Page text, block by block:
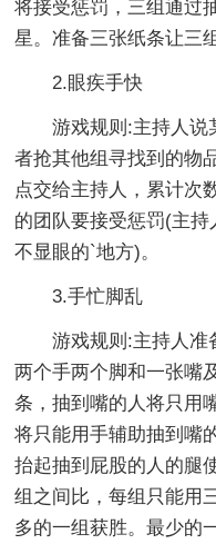
将接受惩罚，三组通过
星。准备三张纸条让三
2.眼疾手快
游戏规则:主持人说
者抢其他组寻找到的物
点交给主持人，累计次
的团队要接受惩罚(主
不显眼的`地方)。
3.手忙脚乱
游戏规则:主持人准
两个手两个脚和一张嘴
条，抽到嘴的人将只用
将只能用手辅助抽到嘴
抬起抽到屁股的人的腿
组之间比，每组只能用
多的一组获胜。最少的